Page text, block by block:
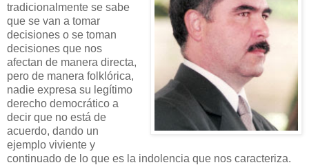
tradicionalmente se sabe
que se van a tomar
decisiones o se toman
decisiones que nos
afectan de manera directa,
pero de manera folklórica,
nadie expresa su legítimo
derecho democrático a
decir que no está de
acuerdo, dando un
ejemplo viviente y
continuado de lo que es la indolencia que nos caracteriza.